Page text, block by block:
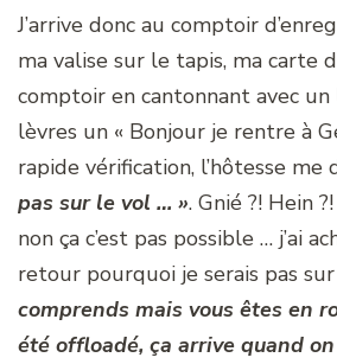
J’arrive donc au comptoir
ma valise sur le tapis, ma carte
comptoir en cantonnant avec
lèvres un « Bonjour je rentre à
rapide vérification, l’hôtesse me
pas sur le vol … ». Gnié ?! Hein
non ça c’est pas possible … j’ai
retour pourquoi je serais pas
comprends mais vous êtes en
été offloadé, ça arrive quand